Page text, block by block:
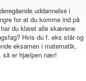
uddannelse i
for at du komme ind på
du klaret alle skærene
Hvis du f. eks står og
eksamen i matematik,
så er hjælpen nær!